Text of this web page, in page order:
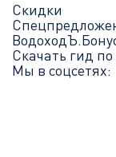
Скидки
Скачать гид
Мы в соцсетях: